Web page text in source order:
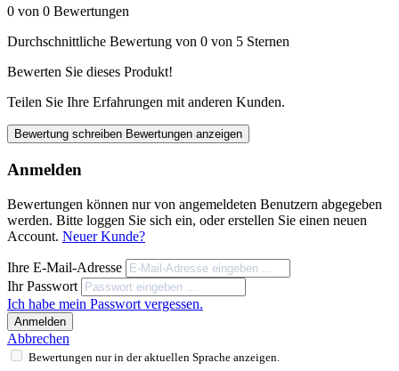
0 von 0 Bewertungen
Durchschnittliche Bewertung von 0 von 5 Sternen
Bewerten Sie dieses Produkt!
Teilen Sie Ihre Erfahrungen mit anderen Kunden.
Bewertung schreiben Bewertungen anzeigen
Anmelden
Bewertungen können nur von angemeldeten Benutzern abgegeben
werden. Bitte loggen Sie sich ein, oder erstellen Sie einen neuen
Account. Neuer Kunde?
Ihre E-Mail-Adresse
Ihr Passwort
Ich habe mein Passwort vergessen.
Anmelden
Abbrechen
Bewertungen nur in der aktuellen Sprache anzeigen.